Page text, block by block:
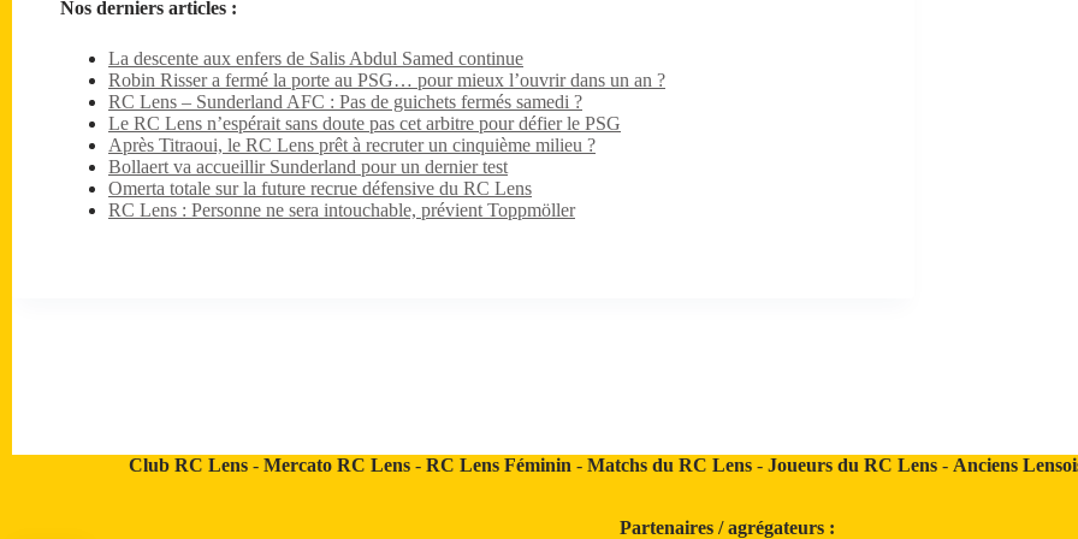
Nos derniers articles :
La descente aux enfers de Salis Abdul Samed continue
Robin Risser a fermé la porte au PSG… pour mieux l’ouvrir dans un an ?
RC Lens – Sunderland AFC : Pas de guichets fermés samedi ?
Le RC Lens n’espérait sans doute pas cet arbitre pour défier le PSG
Après Titraoui, le RC Lens prêt à recruter un cinquième milieu ?
Bollaert va accueillir Sunderland pour un dernier test
Omerta totale sur la future recrue défensive du RC Lens
RC Lens : Personne ne sera intouchable, prévient Toppmöller
Club RC Lens- Mercato RC Lens- RC Lens Féminin - Matchs du RC Lens- Joueurs du RC Lens- Anciens
Partenaires / agrégateurs :